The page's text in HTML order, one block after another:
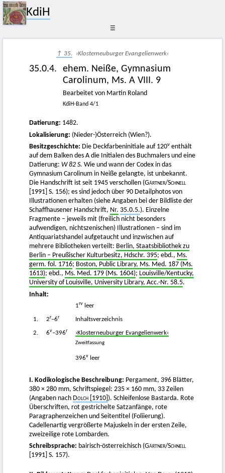
KdiH
☰
↑ 35. ›Klosterneuburger Evangelienwerk‹
35.0.4.
ehem. Neiße, Gymnasium
Carolinum, Ms. A VIII. 9
Bearbeitet von Martin Roland
KdiH-Band 4/1
Datierung: 1482.
Lokalisierung: (Nieder-)Österreich (Wien?).
Besitzgeschichte: Die Deckfarbeninitiale auf 120v enthält
auf dem Balken des A die Initialen des Buchmalers und eine
Datierung: W 82 S. Wie und wann der Codex in das
Gymnasium Carolinum in Neiße gelangte, ist unbekannt.
Die Handschrift ist seit 1945 verschollen (Gärtner/Schnell
[1991] S. 156); es sind jedoch über 90 Detailphotos von
Illustrationen erhalten (siehe Angaben bei der Bildliste der
Schaffhausener Handschrift, Nr. 35.0.5.). Einzelne
Fragmente – jeweils mit (freilich nicht besonders
aufwendigen, nichtszenischen) Illustrationen – sind im
Antiquariatshandel aufgetaucht und inzwischen auf
mehrere Bibliotheken verteilt: Berlin, Staatsbibliothek zu
Berlin – Preußischer Kulturbesitz, Hdschr. 395; ebd., Ms.
germ. fol. 1716; Boston, Public Library, Ms. Med. 187 (Ms.
1613); ebd., Ms. Med. 179 (Ms. 1604); Louisville/Kentucky,
University of Louisville, University Library, Acc.-Nr. 58.5.
Inhalt:
1rv leer
1. 2r–6r Inhaltsverzeichnis
2. 6v–396r ›Klosterneuburger Evangelienwerk‹
Zweitfassung
396v leer
I. Kodikologische Beschreibung: Pergament, 396 Blätter,
380 × 280 mm, Schriftspiegel: 235 × 160 mm, 33 Zeilen
(Angaben nach Dolch [1910] ). Schleifenlose Bastarda. Rote
Überschriften, rot gestrichelte Satzanfänge, rote
Paragraphenzeichen und Seitentitel (Foliierung).
Cadellenartig vergrößerte Majuskeln in der ersten Zeile,
zweizeilige rote Lombarden.
Schreibsprache: bairisch-österreichisch (Gärtner/Schnell
[1991] S. 157).